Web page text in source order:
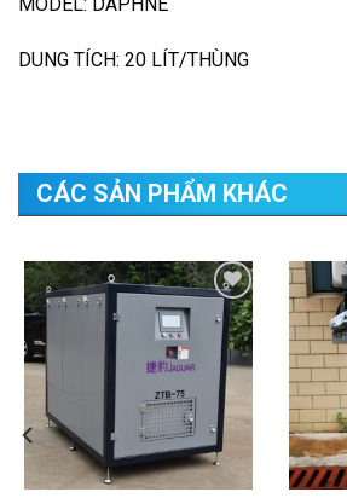
DUNG TÍCH: 20 LÍT/THÙNG
CÁC SẢN PHẨM KHÁC
Add to
Wishlist